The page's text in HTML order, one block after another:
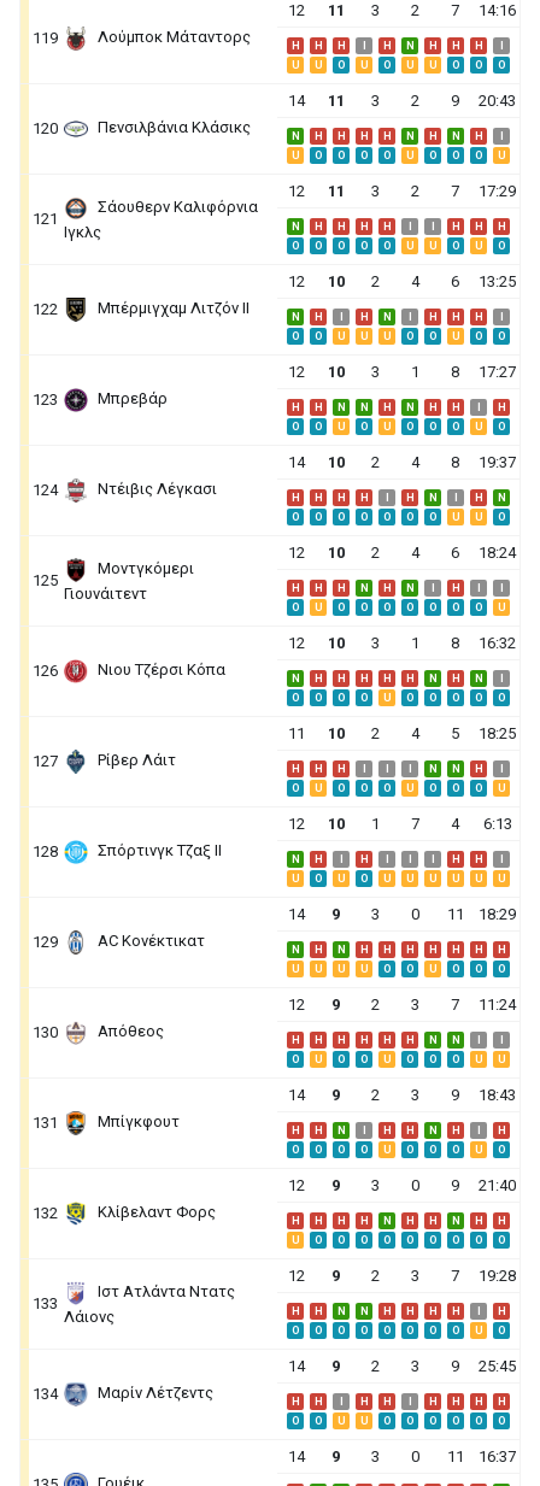
119 Λούμποκ Μάταντορς
12 11 3 2 7 14:16
H H H H N H H H
U
U O U O U U O O O
120 Πενσιλβάνια Κλάσικς
14 11 3 2 9 20:43
N H H H H N H N H
U
O O O O U O O O U
121
Σάουθερν Καλιφόρνια
Ιγκλς
12 11 3 2 7 17:29
N H H H H H H
H
O
O O O O U U O U O
122 Μπέρμιγχαμ Λιτζόν ΙΙ
12 10 2 4 6 13:25
N H H N H H H
O
O U U U O O U O O
123 Μπρεβάρ
12 10 3 1 8 17:27
H H N N H N H H
H
O
O U O U O O O U O
124 Ντέιβις Λέγκασι
14 10 2 4 8 19:37
H H H H H N H
N
O
O O O O O O U U O
125
Μοντγκόμερι
Γιουνάιτεντ
12 10 2 4 6 18:24
H H H N H N H
O
U O O O O O O O U
126 Νιου Τζέρσι Κόπα
12 10 3 1 8 16:32
N H H H H H N H N
O
O O O U O O O O O
127 Ρίβερ Λάιτ
11 10 2 4 5 18:25
H H H N N H
O
U O O O U O O O U
128 Σπόρτινγκ Τζαξ ΙΙ
12 10 1 7 4 6:13
N H H H H
U
O U O U U U U U U
129 AC Κονέκτικατ
14 9 3 0 11 18:29
N H N H H H H H H
H
U
U U U O O U O O O
130 Απόθεος
12 9 2 3 7 11:24
H H H H H H N N
O
U O O U O O O U U
131 Μπίγκφουτ
14 9 2 3 9 18:43
H H N H H N H
H
O
O O O U O O O U O
132 Κλίβελαντ Φορς
12 9 3 0 9 21:40
H H H H N H H N H
H
U
O O O O O O O O O
133
Ιστ Ατλάντα Ντατς
Λάιονς
12 9 2 3 7 19:28
H H N N H H H H
H
O
O O O O O O O U O
134 Μαρίν Λέτζεντς
14 9 2 3 9 25:45
H H H H H H H
H
O
O U U O O O O O O
14 9 3 0 11 16:37